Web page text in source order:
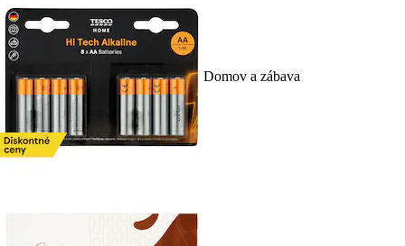
Domov a zábava